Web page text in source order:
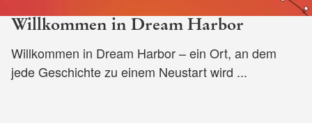
Willkommen in Dream Harbor
Willkommen in Dream Harbor – ein Ort, an dem
jede Geschichte zu einem Neustart wird ...